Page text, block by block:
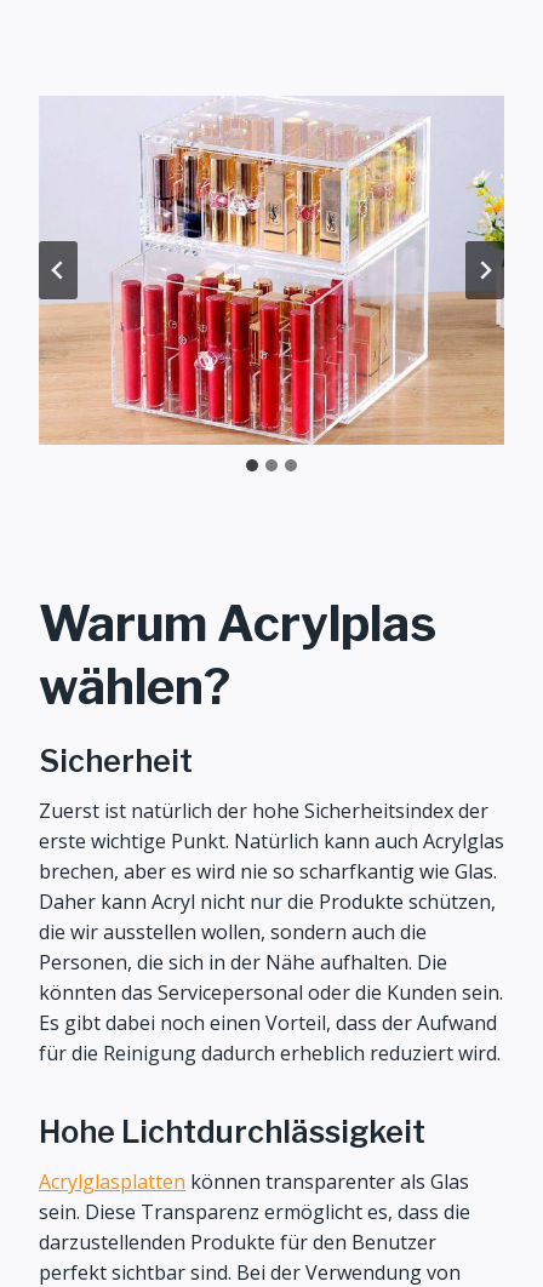
Warum Acrylplas
wählen?
Sicherheit
Zuerst ist natürlich der hohe Sicherheitsindex der
erste wichtige Punkt. Natürlich kann auch Acrylglas
brechen, aber es wird nie so scharfkantig wie Glas.
Daher kann Acryl nicht nur die Produkte schützen,
die wir ausstellen wollen, sondern auch die
Personen, die sich in der Nähe aufhalten. Die
könnten das Servicepersonal oder die Kunden sein.
Es gibt dabei noch einen Vorteil, dass der Aufwand
für die Reinigung dadurch erheblich reduziert wird.
Hohe Lichtdurchlässigkeit
Acrylglasplatten können transparenter als Glas
sein. Diese Transparenz ermöglicht es, dass die
darzustellenden Produkte für den Benutzer
perfekt sichtbar sind. Bei der Verwendung von